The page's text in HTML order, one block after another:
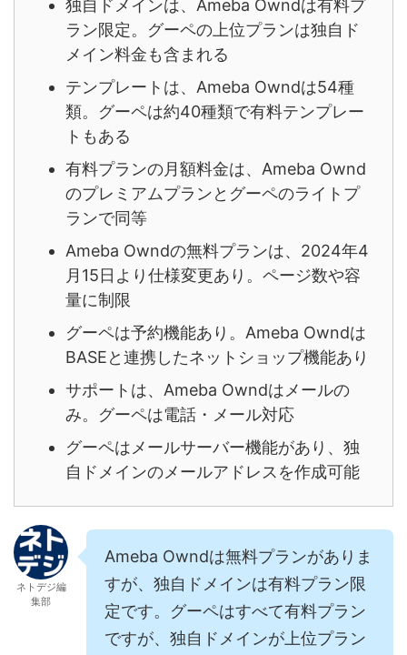
独自ドメインは、Ameba Owndは有料プ
ラン限定。グーペの上位プランは独自ド
メイン料金も含まれる
テンプレートは、Ameba Owndは54種
類。グーペは約40種類で有料テンプレー
トもある
有料プランの月額料金は、Ameba Ownd
のプレミアムプランとグーペのライトプ
ランで同等
Ameba Owndの無料プランは、2024年4
月15日より仕様変更あり。ページ数や容
量に制限
グーペは予約機能あり。Ameba Owndは
BASEと連携したネットショップ機能あり
サポートは、Ameba Owndはメールの
み。グーペは電話・メール対応
グーペはメールサーバー機能があり、独
自ドメインのメールアドレスを作成可能
ネトデジ編
集部
Ameba Owndは無料プランがありま
すが、独自ドメインは有料プラン限
定です。グーペはすべて有料プラン
ですが、独自ドメインが上位プラン